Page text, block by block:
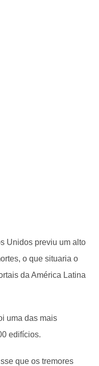
Unidos previu um alto
o que situaria o
da América Latina
uma das mais
edifícios.
que os tremores